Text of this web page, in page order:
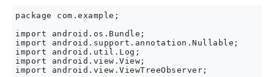
package com.example;
import android.os.Bundle;
import android.support.annotation.Nullable;
import android.util.Log;
import android.view.View;
import android.view.ViewTreeObserver;